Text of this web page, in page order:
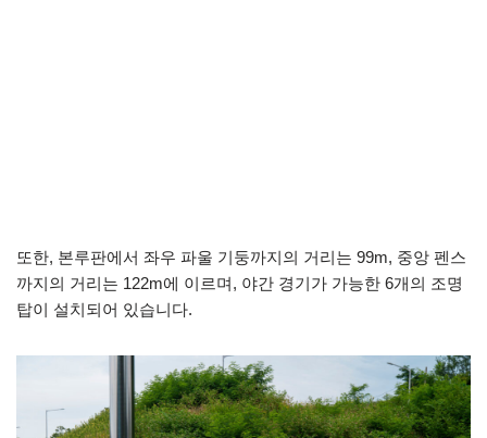
또한, 본루판에서 좌우 파울 기둥까지의 거리는 99m, 중앙 펜스
까지의 거리는 122m에 이르며, 야간 경기가 가능한 6개의 조명
탑이 설치되어 있습니다.